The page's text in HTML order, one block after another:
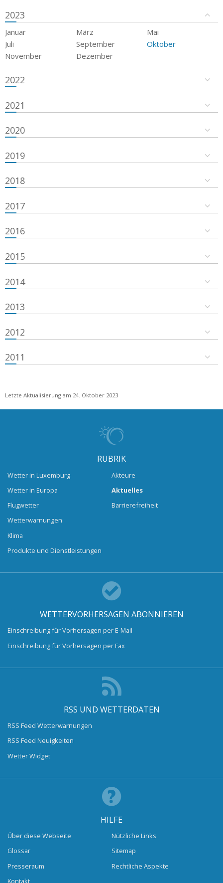
2023
Januar März
Mai
Juli
September
Oktober
November
Dezember
2022
2021
2020
2019
2018
2017
2016
2015
2014
2013
2012
2011
Letzte Aktualisierung am 24. Oktober 2023
RUBRIK
Wetter in Luxemburg
Wetter in Europa
Flugwetter
Wetterwarnungen
Klima
Produkte und Dienstleistungen
Akteure
Aktuelles
Barrierefreiheit
WETTERVORHERSAGEN ABONNIEREN
Einschreibung für Vorhersagen per E-Mail
Einschreibung für Vorhersagen per Fax
RSS UND WETTERDATEN
RSS Feed Wetterwarnungen
RSS Feed Neuigkeiten
Wetter Widget
HILFE
Über diese Webseite
Glossar
Presseraum
Kontakt
Nützliche Links
Sitemap
Rechtliche Aspekte